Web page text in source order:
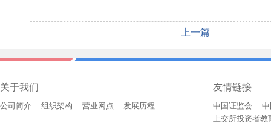
上一篇
关于我们
公司简介 组织架构 营业网点 发展历程
友情链接
中国证监会
上交所投资者教